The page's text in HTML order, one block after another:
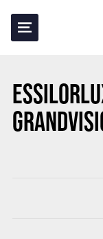
TERUG NAAR